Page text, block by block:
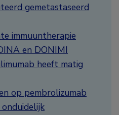
gemetastaseerd
immuuntherapie
en DONIMI
heeft matig
op pembrolizumab